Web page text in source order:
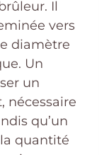
Il
vers
diamètre
Un
un
nécessaire
qu’un
quantité